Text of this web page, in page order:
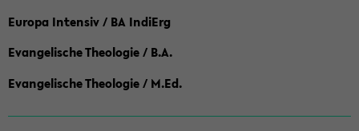
Europa Intensiv / BA IndiErg
Evangelische Theologie / B.A.
Evangelische Theologie / M.Ed.